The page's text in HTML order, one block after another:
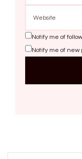
Notify me of
Notify me of new